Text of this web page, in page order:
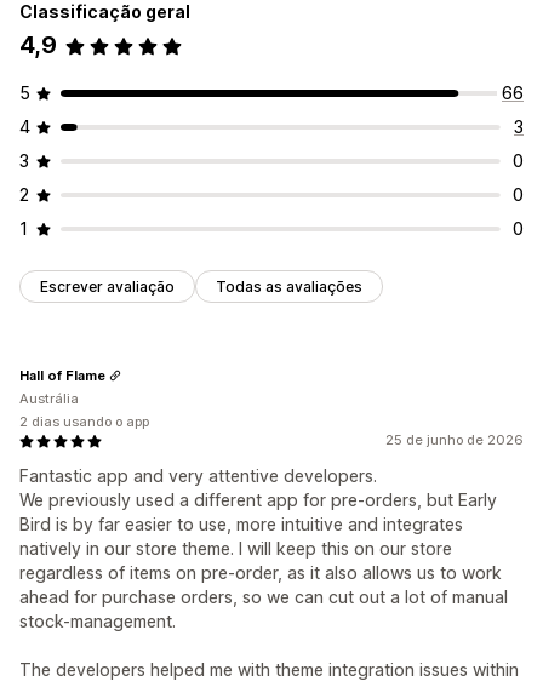
Classificação geral
4,9
5
66
4
3
3
0
2
0
1
0
Escrever avaliação Todas as avaliações
25 de junho de 2026
Fantastic app and very attentive developers.
We previously used a different app for pre-orders, but Early
Bird is by far easier to use, more intuitive and integrates
natively in our store theme. I will keep this on our store
regardless of items on pre-order, as it also allows us to work
ahead for purchase orders, so we can cut out a lot of manual
stock-management.
The developers helped me with theme integration issues within
Hall of Flame
Austrália
2 dias usando o app